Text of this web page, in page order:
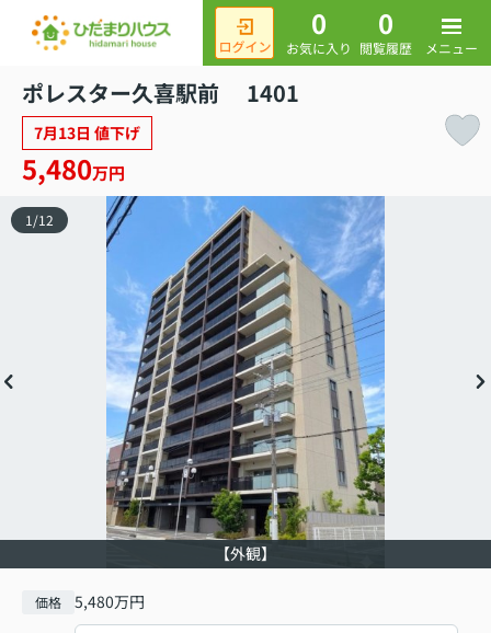
0
お気に入り
0
閲覧履歴 メニュー
ポレスター久喜駅前 1401
7月13日 値下げ
5,480万円
【外観】
1 /12
価格 5,480万円